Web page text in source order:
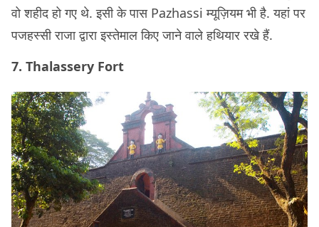
वो शहीद हो गए थे. इसी के पास Pazhassi म्यूज़ियम भी है. यहां पर
पजहस्सी राजा द्वारा इस्तेमाल किए जाने वाले हथियार रखे हैं.
7. Thalassery Fort